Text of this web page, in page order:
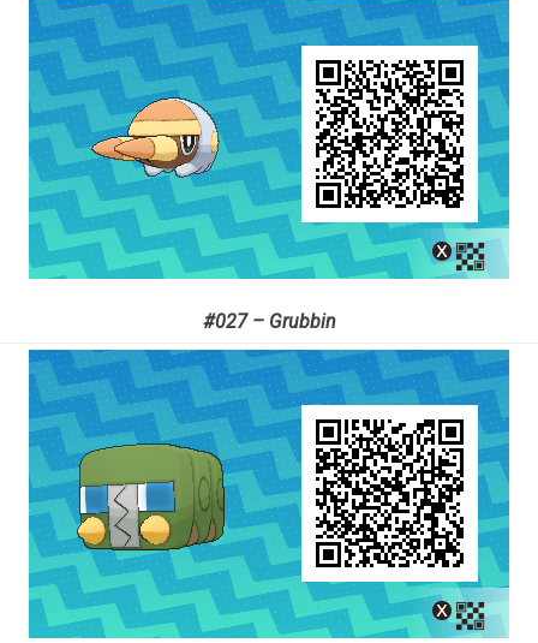
#027 – Grubbin